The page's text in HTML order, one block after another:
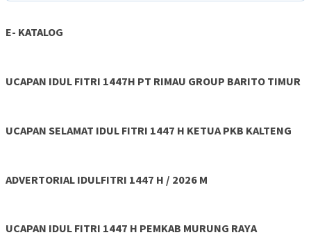
E- KATALOG
UCAPAN IDUL FITRI 1447H PT RIMAU GROUP BARITO TIMUR
UCAPAN SELAMAT IDUL FITRI 1447 H KETUA PKB KALTENG
ADVERTORIAL IDULFITRI 1447 H / 2026 M
UCAPAN IDUL FITRI 1447 H PEMKAB MURUNG RAYA